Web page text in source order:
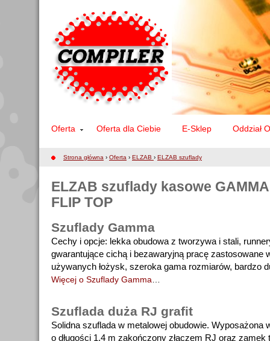
Oferta Oferta dla Ciebie E-Sklep Oddział
Strona główna › Oferta › ELZAB › ELZAB szuflady
ELZAB szuflady kasowe
FLIP TOP
Szuflady Gamma
Cechy i opcje: lekka obudowa z tworzywa i stali,
gwarantujące cichą i bezawaryjną pracę zastosowane
używanych łożysk, szeroka gama rozmiarów, bardzo
Więcej o Szuflady Gamma…
Szuflada duża RJ grafit
Solidna szuflada w metalowej obudowie. Wyposażona
o długości 1,4 m zakończony złączem RJ oraz